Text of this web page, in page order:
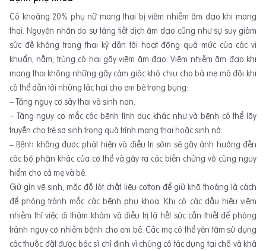
Có khoảng 20% phụ nữ mang thai bị viêm nhiễm âm đạo khi mang
thai. Nguyên nhân do sự tăng tiết dịch âm đạo cũng như sự suy giảm
sức đề kháng trong thai kỳ dẫn tới hoạt động quá mức của các vi
khuẩn, nấm, trùng có hại gây viêm âm đạo. Viêm nhiễm âm đạo khi
mang thai không những gây cảm giác khó chịu cho bà mẹ mà đôi khi
có thể dẫn tới những tác hại cho em bé trong bụng:
– Tăng nguy cơ sảy thai và sinh non.
– Tăng nguy cơ mắc các bệnh tình dục khác như và bệnh có thể lây
truyền cho trẻ sơ sinh trong quá trình mang thai hoặc sinh nở.
– Bệnh không được phát hiện và điều trị sớm sẽ gây ảnh hưởng đến
các bộ phận khác của cơ thể và gây ra các biến chứng vô cùng nguy
hiểm cho cả mẹ và bé.
Giữ gìn vệ sinh, mặc đồ lót chất liệu cotton để giữ khô thoáng là cách
để phòng tránh mắc các bệnh phụ khoa. Khi có các dấu hiệu viêm
nhiễm thì việc đi thăm khám và điều trị là hết sức cần thiết để phòng
tránh nguy cơ nhiễm bệnh cho em bé. Các mẹ có thể yên tâm sử dụng
các thuốc đặt được bác sĩ chỉ định vì chúng có tác dụng tại chỗ và khá